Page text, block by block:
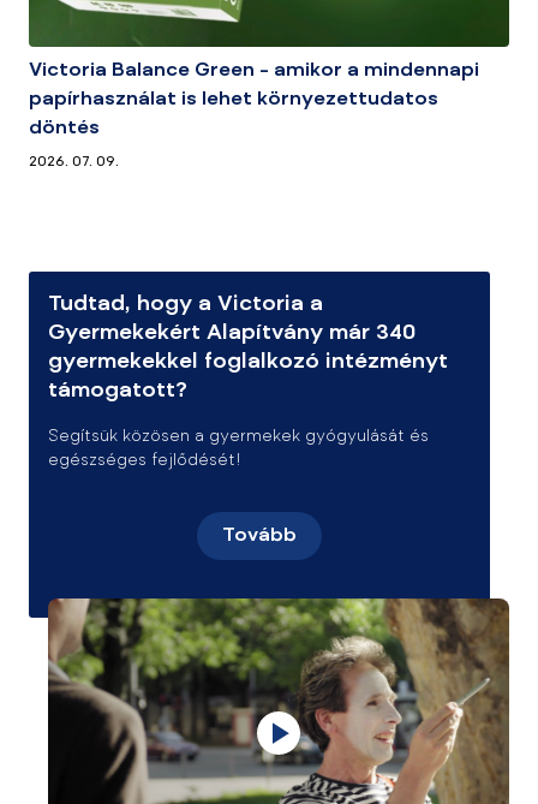
Victoria Balance Green – amikor a mindennapi
papírhasználat is lehet környezettudatos
döntés
2026. 07. 09.
Tudtad, hogy a Victoria a
Gyermekekért Alapítvány már 340
gyermekekkel foglalkozó intézményt
támogatott?
Segítsük közösen a gyermekek gyógyulását és
egészséges fejlődését!
Tovább